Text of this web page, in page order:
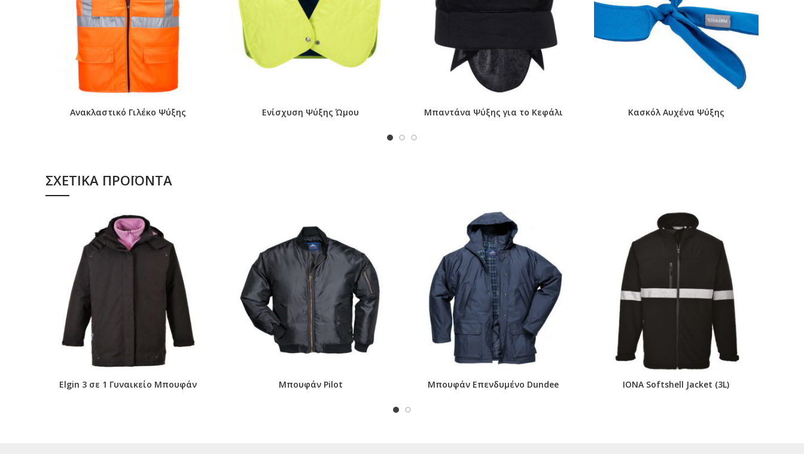
Ανακλαστικό Γιλέκο Ψύξης Ενίσχυση Ψύξης Ώμου Μπαντάνα Ψύξης για το Κεφάλι Κασκόλ Αυχένα Ψύξης
ΣΧΕΤΙΚΆ ΠΡΟΪΌΝΤΑ
Elgin 3 σε 1 Γυναικείο Μπουφάν Μπουφάν Pilot Μπουφάν Επενδυμένο Dundee IONA Softshell Jacket (3L)